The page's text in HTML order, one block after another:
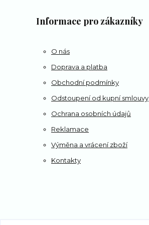
Informace pro zákazníky
O nás
Doprava a platba
Obchodní podmínky
Odstoupení od kupní smlouvy
Ochrana osobních údajů
Reklamace
Výměna a vrácení zboží
Kontakty